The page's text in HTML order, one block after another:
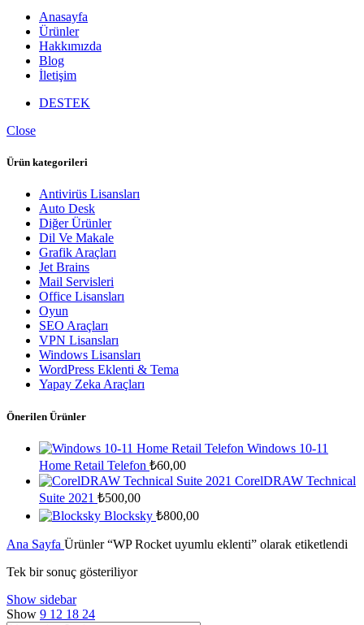
Anasayfa
Ürünler
Hakkımızda
Blog
İletişim
DESTEK
Close
Ürün kategorileri
Antivirüs Lisansları
Auto Desk
Diğer Ürünler
Dil Ve Makale
Grafik Araçları
Jet Brains
Mail Servisleri
Office Lisansları
Oyun
SEO Araçları
VPN Lisansları
Windows Lisansları
WordPress Eklenti & Tema
Yapay Zeka Araçları
Önerilen Ürünler
Windows 10-11
Home Retail Telefon ₺60,00
CorelDRAW Technical
Suite 2021 ₺500,00
Blocksky ₺800,00
Ana Sayfa Ürünler “WP Rocket uyumlu eklenti” olarak etiketlendi
Tek bir sonuç gösteriliyor
Show sidebar
Show 9 12 18 24